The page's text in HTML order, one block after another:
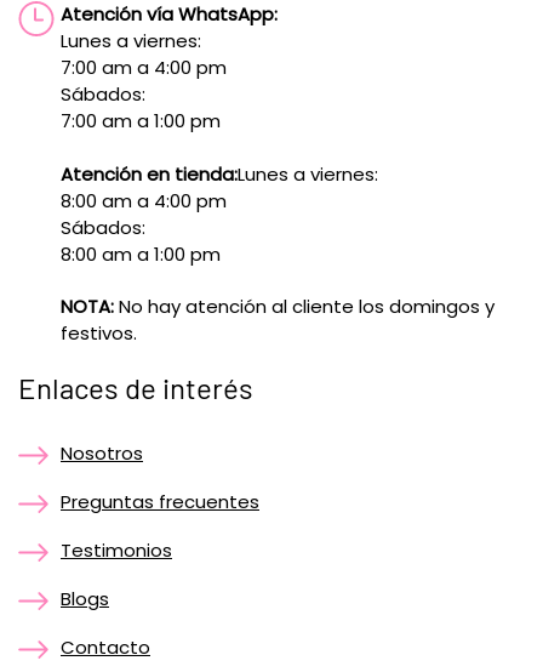
Atención vía WhatsApp:
Lunes a viernes:
7:00 am a 4:00 pm
Sábados:
7:00 am a 1:00 pm
Atención en tienda:Lunes a viernes:
8:00 am a 4:00 pm
Sábados:
8:00 am a 1:00 pm
NOTA:No hay atención al cliente los domingos y
festivos.
Enlaces de interés
Nosotros
Preguntas frecuentes
Testimonios
Blogs
Contacto